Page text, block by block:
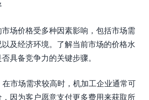
场价格受多种因素影响，包括市场需
及经济环境。了解当前市场的价格水
具备竞争力的关键步骤。
在市场需求较高时，机加工企业通常可
因为客户愿意支付更多费用来获取所